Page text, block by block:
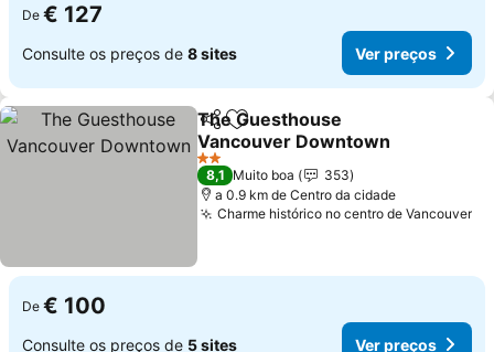
De € 127
Consulte os preços de 8 sites Ver preços
PartilharAdicionar aos favoritos
The Guesthouse
Vancouver Downtown
2 Estrelas
8,1 Muito boa
353
a 0.9 km de Centro da cidade
Charme histórico no centro de Vancouver
De € 100
Consulte os preços de 5 sites Ver preços